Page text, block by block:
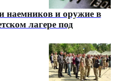
наемников и оружие в
лагере под